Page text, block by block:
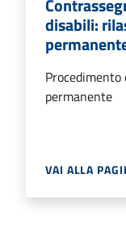
disabili:
permanente
VAI ALLA